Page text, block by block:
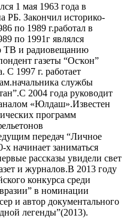
1 мая 1963 года в
РБ. Закончил историко-
по 1989 г.работал в
по 1991г являлся
ТВ и радиовещанию
газеты “Осҡон”
С 1997 г. работает
службы
2004 года руководит
«Юлдаш».Известен
программ
передач “Личное
начинает заниматься
рассказы увидели свет
и журналов.В 2013 году
конкурса среди
в номинации
и автор документального
легенды”(2013).